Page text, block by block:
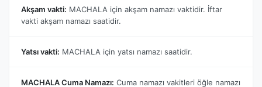
Akşam vakti: MACHALA için akşam namazı vaktidir. İftar
vakti akşam namazı saatidir.
Yatsı vakti: MACHALA için yatsı namazı saatidir.
MACHALA Cuma Namazı: Cuma namazı vakitleri öğle namazı